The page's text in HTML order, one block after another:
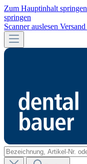
Zum Hauptinhalt springen
springen
Scanner auslesen Versand